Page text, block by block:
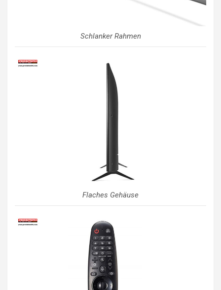
Schlanker Rahmen
Flaches Gehäuse